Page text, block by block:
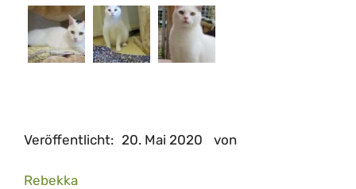
Veröffentlicht: 20. Mai 2020 von
Rebekka